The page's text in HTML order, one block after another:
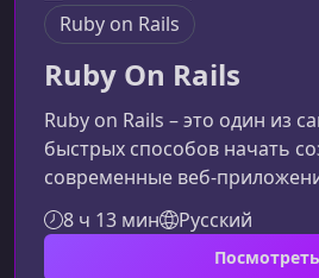
Ruby on Rails
Ruby On Rails
Ruby on Rails – это один из
быстрых способов начать
современные
освоили основы Ruby и
реальной практике, этот
принципы фреймворка,
8 ч 13 мин Русский
Посмотреть